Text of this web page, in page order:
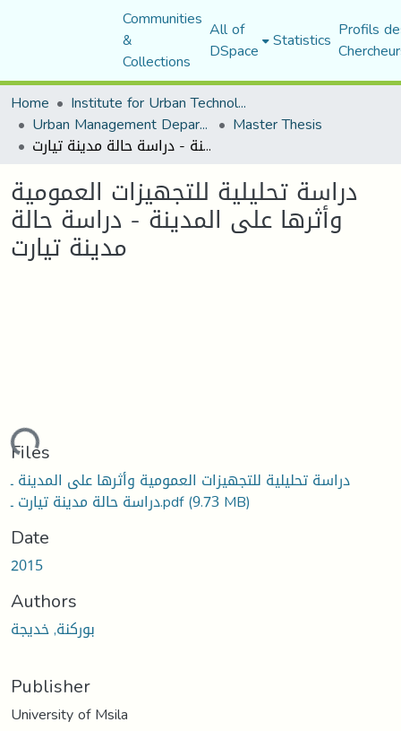
Communities
&
Collections
All of
DSpace Statistics Profils
Home
Institute for Urban Technology Management
Urban Management Department Master Thesis
دراسة تحليلية للتجهيزات العمومية وأثرها على المدينة - دراسة حالة مدينة تيارت
دراسة تحليلية للتجهيزات العمومية
وأثرها على المدينة - دراسة حالة
مدينة تيارت
Files
دراسة تحليلية للتجهيزات العمومية وأثرها على المدينة ـ
دراسة حالة مدينة تيارت ـ.pdf(9.73 MB)
Date
2015
Authors
بوركنة, خديجة
Publisher
University of Msila